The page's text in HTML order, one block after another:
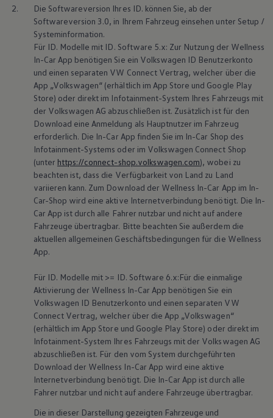
Über Ihr Auto
Vorgängermodelle
Kundeninformationen
Volkswagen Kundenbetreuung
Warn- und Kontrollleuchten
Assistenzsysteme
Digitale Betriebsanleitung
Live Beratung
Magazin
Lifestyle
Transport
Familie
Elektromobilität
Volkswagen R
Pannen- und Unfallhilfe
Volkswagen Kundenbetreuung
2.
Die Softwareversion Ihres ID. können Sie, ab der
Softwareversion 3.0, in Ihrem Fahrzeug einsehen unter Setup /
Systeminformation.
Für ID. Modelle mit ID. Software 5.x: Zur Nutzung der Wellness
In-Car App benötigen Sie ein Volkswagen ID Benutzerkonto
und einen separaten VW ConnectVertrag, welcher über die
App „Volkswagen“ (erhältlich im App Store und Google Play
Store) oder direkt im Infotainment-System Ihres Fahrzeugs mit
der Volkswagen AG abzuschließen ist. Zusätzlich ist für den
Download eine Anmeldung als Hauptnutzer im Fahrzeug
erforderlich. Die In-Car App finden Sie im In-Car Shop des
Infotainment-Systems oder im Volkswagen Connect Shop
(unter https://connect-shop.volkswagen.com), wobei zu
beachten ist, dass die Verfügbarkeit von Land zu Land
variieren kann. Zum Download der Wellness In-Car App im In-
Car-Shop wird eine aktive Internetverbindung benötigt. Die In-
Car App ist durch alle Fahrer nutzbar und nicht auf andere
Fahrzeuge übertragbar. Bitte beachten Sie außerdem die
aktuellen allgemeinen Geschäftsbedingungen für die Wellness
App.
Für ID. Modelle mit >= ID. Software 6.x:Für die einmalige
Aktivierung der Wellness In-Car App benötigen Sie ein
Volkswagen ID Benutzerkonto und einen separaten VW
ConnectVertrag, welcher über die App „Volkswagen“
(erhältlich im App Store und Google Play Store) oder direkt im
Infotainment-System Ihres Fahrzeugs mit der Volkswagen AG
abzuschließen ist. Für den vom System durchgeführten
Download der Wellness In-Car App wird eine aktive
Internetverbindung benötigt. Die In-Car App ist durch alle
Fahrer nutzbar und nicht auf andere Fahrzeuge übertragbar.
Die in dieser Darstellung gezeigten Fahrzeuge und